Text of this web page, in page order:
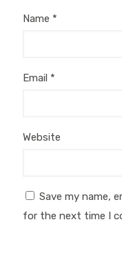
Name *
Email *
Website
Save my name,
for the next time I